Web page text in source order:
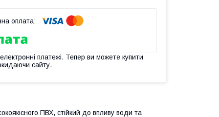
платежі. Тепер ви можете купити
сайту.
ПВХ, стійкий до впливу води та